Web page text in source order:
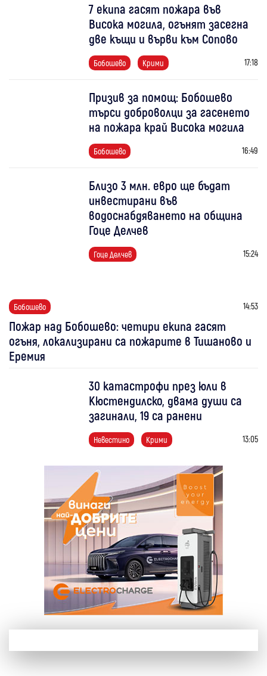
7 екипа гасят пожара във
Висока могила, огънят засегна
две къщи и върви към Сопово
Бобошево Крими 17:18
Призив за помощ: Бобошево
търси доброволци за гасенето
на пожара край Висока могила
Бобошево 16:49
Близо 3 млн. евро ще бъдат
инвестирани във
водоснабдяването на община
Гоце Делчев
Гоце Делчев 15:24
Бобошево 14:53
Пожар над Бобошево: четири екипа гасят
огъня, локализирани са пожарите в Тишаново и
Еремия
30 катастрофи през юли в
Кюстендилско, двама души са
загинали, 19 са ранени
Невестино Крими 13:05